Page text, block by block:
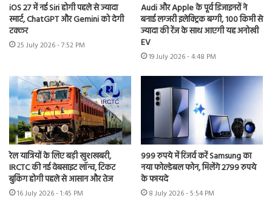
iOS 27 में नई Siri होगी पहले से ज्यादा
स्मार्ट, ChatGPT और Gemini को देगी
टक्कर
25 July 2026 - 7:52 PM
Audi और Apple के पूर्व डिजाइनरों ने
बनाई लग्जरी इलेक्ट्रिक बग्गी, 100 किमी से
ज्यादा की रेंज के साथ आएगी यह अनोखी
EV
19 July 2026 - 4:48 PM
रेल यात्रियों के लिए बड़ी खुशखबरी,
IRCTC की नई वेबसाइट लॉन्च, टिकट
बुकिंग होगी पहले से आसान और तेज
16 July 2026 - 1:45 PM
999 रुपये में रिजर्व करें Samsung का
नया फोल्डेबल फोन, मिलेंगे 2799 रुपये
के फायदे
8 July 2026 - 5:54 PM